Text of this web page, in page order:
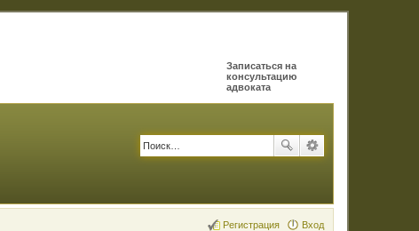
Записаться на
консультацию
адвоката
Вход
Регистрация